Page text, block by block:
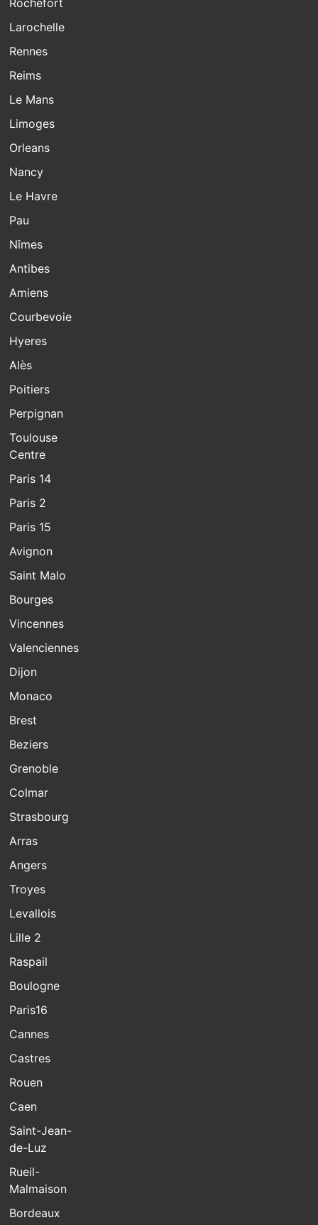
Larochelle
Rennes
Reims
Le Mans
Limoges
Orleans
Nancy
Le Havre
Pau
Nîmes
Antibes
Amiens
Courbevoie
Hyeres
Alès
Poitiers
Perpignan
Toulouse
Centre
Paris 14
Paris 2
Paris 15
Avignon
Saint Malo
Bourges
Vincennes
Valenciennes
Dijon
Monaco
Brest
Beziers
Grenoble
Colmar
Strasbourg
Arras
Angers
Troyes
Levallois
Lille 2
Raspail
Boulogne
Paris16
Cannes
Castres
Rouen
Caen
Saint-Jean-
de-Luz
Rueil-
Malmaison
Bordeaux